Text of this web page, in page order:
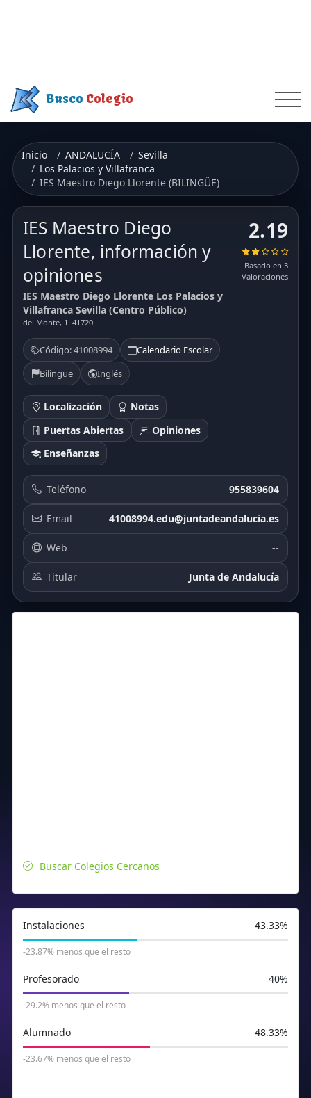
Busco Colegio
Inicio ANDALUCÍA
Sevilla
Los Palacios y Villafranca
IES Maestro Diego Llorente (BILINGÜE)
IES Maestro Diego
Llorente, información y
opiniones
IES Maestro Diego Llorente Los Palacios y
Villafranca Sevilla (Centro Público)
del Monte, 1. 41720.
Código: 41008994
Calendario Escolar
Bilingüe
Inglés
Localización
Notas
Puertas Abiertas
Opiniones
Enseñanzas
2.19
Basado en 3
Valoraciones
Teléfono 955839604
Email 41008994.edu@juntadeandalucia.es
Web --
Titular Junta de Andalucía
Buscar Colegios Cercanos
Instalaciones 43.33%
-23.87% menos que el resto
Profesorado 40%
-29.2% menos que el resto
Alumnado 48.33%
-23.67% menos que el resto